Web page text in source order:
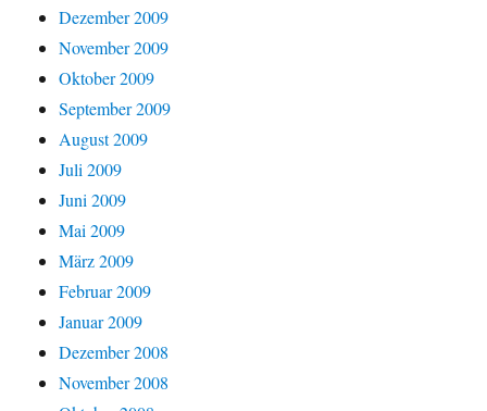
Dezember 2009
November 2009
Oktober 2009
September 2009
August 2009
Juli 2009
Juni 2009
Mai 2009
März 2009
Februar 2009
Januar 2009
Dezember 2008
November 2008